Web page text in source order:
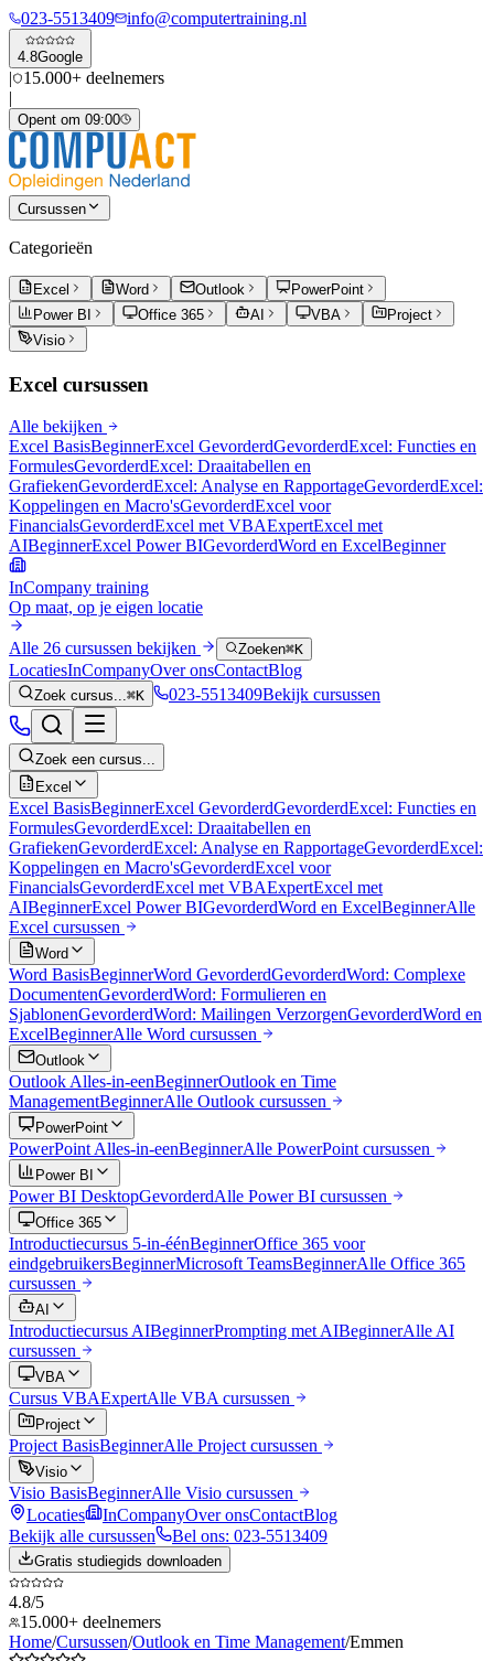
023-5513409 info@computertraining.nl
4.8Google
|
15.000+ deelnemers
|
Opent om 09:00
Cursussen
Categorieën
Excel Word Outlook
PowerPoint
Power BI
Office 365 AI VBA
Project
Visio
Excel cursussen
Alle bekijken
Excel BasisBeginnerExcel GevorderdGevorderdExcel: Functies en
FormulesGevorderdExcel: Draaitabellen en
GrafiekenGevorderdExcel: Analyse en RapportageGevorderdExcel:
Koppelingen en Macro'sGevorderdExcel voor
FinancialsGevorderdExcel met VBAExpertExcel met
AIBeginnerExcel Power BIGevorderdWord en ExcelBeginner
InCompany training
Op maat, op je eigen locatie
Alle 26 cursussen bekijken Zoeken⌘K
LocatiesInCompanyOver onsContactBlog
Zoek cursus...⌘K 023-5513409Bekijk cursussen
Zoek een cursus...
Excel
Excel BasisBeginnerExcel GevorderdGevorderdExcel: Functies en
FormulesGevorderdExcel: Draaitabellen en
GrafiekenGevorderdExcel: Analyse en RapportageGevorderdExcel:
Koppelingen en Macro'sGevorderdExcel voor
FinancialsGevorderdExcel met VBAExpertExcel met
AIBeginnerExcel Power BIGevorderdWord en ExcelBeginnerAlle
Excel cursussen
Word
Word BasisBeginnerWord GevorderdGevorderdWord: Complexe
DocumentenGevorderdWord: Formulieren en
SjablonenGevorderdWord: Mailingen VerzorgenGevorderdWord en
ExcelBeginnerAlle Word cursussen
Outlook
Outlook Alles-in-eenBeginnerOutlook en Time
ManagementBeginnerAlle Outlook cursussen
PowerPoint
PowerPoint Alles-in-eenBeginnerAlle PowerPointcursussen
Power BI
Power BI DesktopGevorderdAlle Power BI cursussen
Office 365
Introductiecursus 5-in-éénBeginnerOffice 365 voor
eindgebruikersBeginnerMicrosoft TeamsBeginnerAlle Office 365
cursussen
AI
Introductiecursus AIBeginnerPrompting met AIBeginnerAlleAI
cursussen
VBA
Cursus VBAExpertAlle VBAcursussen
Project
Project BasisBeginnerAlle Projectcursussen
Visio
Visio BasisBeginnerAlle Visio cursussen
Locaties
InCompanyOver onsContactBlog
Bekijk alle cursussen
Bel ons: 023-5513409
Gratis studiegids downloaden
4.8/5
15.000+ deelnemers
Home/Cursussen/Outlook en Time Management/Emmen